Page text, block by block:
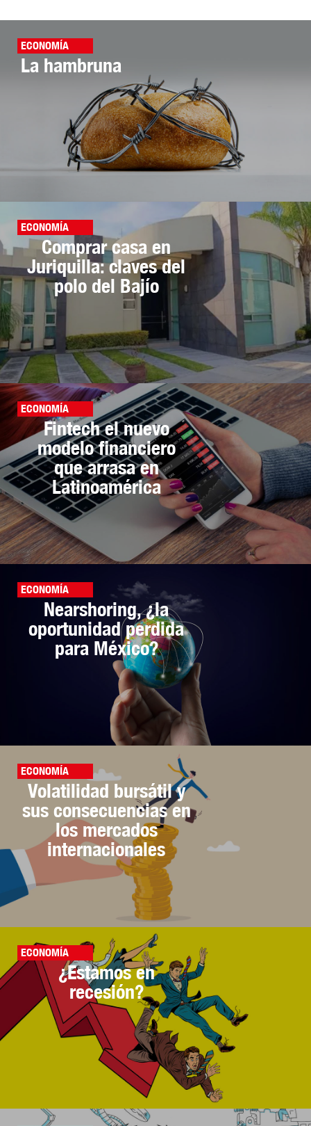
ECONOMÍA
La hambruna
ECONOMÍA
Comprar casa en
Juriquilla: claves del
polo del Bajío
ECONOMÍA
Fintech el nuevo
modelo financiero
que arrasa en
Latinoamérica
ECONOMÍA
Nearshoring, ¿la
oportunidad perdida
para México?
ECONOMÍA
Volatilidad bursátil y
sus consecuencias en
los mercados
internacionales
ECONOMÍA
¿Estamos en
recesión?